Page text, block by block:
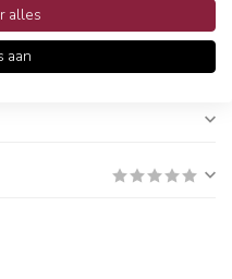
met PostNL
alles
aan